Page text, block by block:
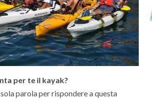
per te il kayak?
parola per rispondere a questa